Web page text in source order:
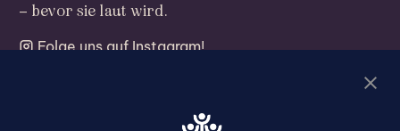
– bevor sie laut wird.
Folge uns auf Instagram!